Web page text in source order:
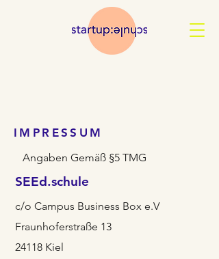
IMPRESSUM
Angaben Gemäß §5 TMG
SEEd.schule
c/o Campus Business Box e.V
Fraunhoferstraße 13
24118 Kiel